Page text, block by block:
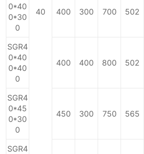
40
0*40
0*30
0
400 300 700 502
SGR4
0*40
0*40
0
400 400 800 502
SGR4
0*45
0*30
0
450 300 750 565
SGR4